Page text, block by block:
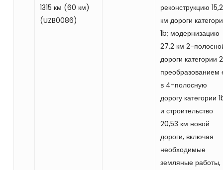
1315 км (60 км)
(UZB0086)
реконструкцию 15,2
км дороги
1b; модернизацию
27,2 км 2-
дороги категории
преобразованием
в 4-полосную
дорогу категории
и строительство
20,53 км новой
дороги, включая
необходимые
земляные работы,